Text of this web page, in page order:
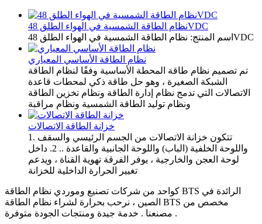
نظام الطاقة الشمسية في الهواء الطلق 48VDC
اسم المنتج: نظام الطاقة الشمسية في الهواء الطلق 48VDC
نظام الطاقة الأساسي المعياري
تم تصميم نظام طاقة المحطة الأساسية وفقًا لنظام الطاقة
الشبكة الصغيرة ، وهو حل طاقة ذكي لمحطات قاعدة
الاتصالات التي تدمج نظام إدارة الطاقة ونظام تخزين الطاقة
ونظام توليد الطاقة الشمسية ونظام مراقبة
خزانة الطاقة الاتصالات
1. تتكون خزانة الاتصالات من الجسم الرئيسي والسقف
واللوحة الخلفية (الباب) واللوحة الجانبية والقاعدة .. 2. داخل
لوحة العجن والخارجية ، يوفر الفرقة تهوية القناة ، ويدعم
تغيير الحرارة الداخلية للخزانة
كواحد من شركات تصنيع وموردي نظام الطاقة BTS الرائدة في
الصين ، نرحب بحرارة لشراء نظام الطاقة BTS مخصص من
مصنعنا . خدمة جيدة ومنتجات الجودة متوفرة .